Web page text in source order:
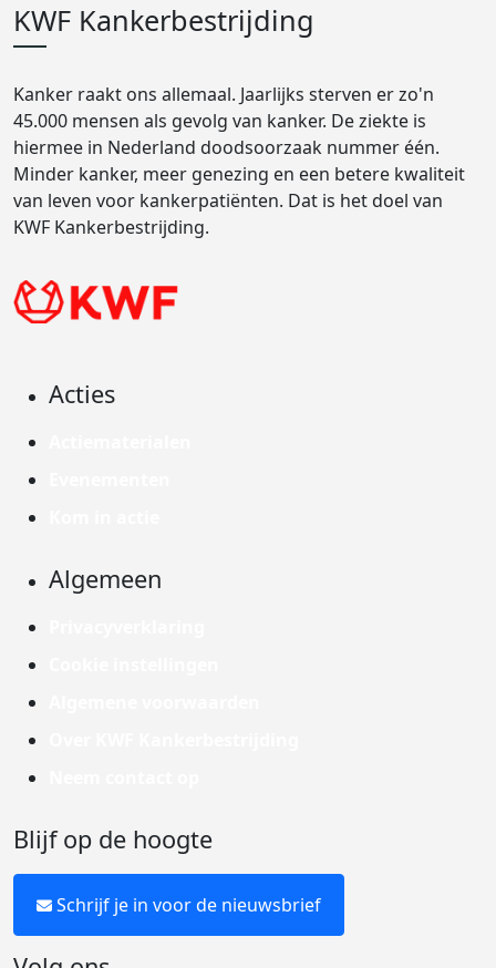
KWF Kankerbestrijding
Kanker raakt ons allemaal. Jaarlijks sterven er zo'n
45.000 mensen als gevolg van kanker. De ziekte is
hiermee in Nederland doodsoorzaak nummer één.
Minder kanker, meer genezing en een betere kwaliteit
van leven voor kankerpatiënten. Dat is het doel van
KWF Kankerbestrijding.
Acties
Algemeen
Blijf op de hoogte
Schrijf je in voor de nieuwsbrief